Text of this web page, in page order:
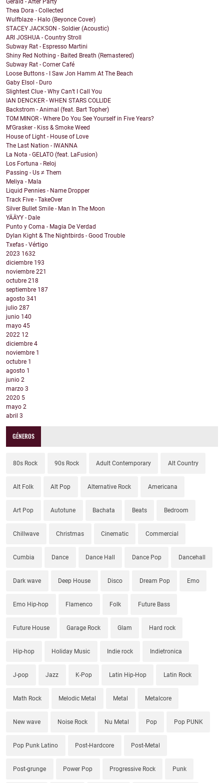
Gerald - After Party
Thea Dora - Collected
Wulfblaze - Halo (Beyonce Cover)
STACEY JACKSON - Soldier (Acoustic)
ARI JOSHUA - Country Stroll
Subway Rat - Espresso Martini
Shiny Red Nothing - Baited Breath (Remastered)
Subway Rat - Corner Café
Loose Buttons - I Saw Jon Hamm At The Beach
Gaby Elsol - Duro
Slightest Clue - Why Can’t I Call You
IAN DENCKER - WHEN STARS COLLIDE
Backstrom - Animal (feat. Bart Topher)
TOM MINOR - Where Do You See Yourself in Five Years?
M'Grasker - Kiss & Smoke Weed
House of Light - House of Love
The Last Nation - IWANNA
La Nota - GELATO (feat. LaFusion)
Los Fortuna - Reloj
Passing - Us ≠ Them
Meliya - Mala
Liquid Pennies - Name Dropper
Track Five - TakeOver
Silver Bullet Smile - Man In The Moon
YÄÄYY - Dale
Punto y Coma - Magia De Verdad
Dylan Kight & The Nightbirds - Good Trouble
Txefas - Vértigo
2023 1632
diciembre 193
noviembre 221
octubre 218
septiembre 187
agosto 341
julio 287
junio 140
mayo 45
2022 12
diciembre 4
noviembre 1
octubre 1
agosto 1
junio 2
marzo 3
2020 5
mayo 2
abril 3
GÉNEROS
80s Rock 90s Rock Adult Contemporary Alt Country
Alt Folk Alt Pop Alternative Rock Americana
Art Pop Autotune Bachata Beats Bedroom
Chillwave Christmas Cinematic Commercial
Cumbia Dance Dance Hall Dance Pop Dancehall
Dark wave Deep House Disco Dream Pop Emo
Emo Hip-hop Flamenco Folk Future Bass
Future House Garage Rock Glam Hard rock
Hip-hop Holiday Music Indie rock Indietronica
J-pop Jazz K-Pop Latin Hip-Hop Latin Rock
Math Rock Melodic Metal Metal Metalcore
New wave Noise Rock Nu Metal Pop Pop PUNK
Pop Punk Latino Post-Hardcore Post-Metal
Post-grunge Power Pop Progressive Rock Punk